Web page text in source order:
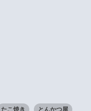
たこ焼き とんかつ屋